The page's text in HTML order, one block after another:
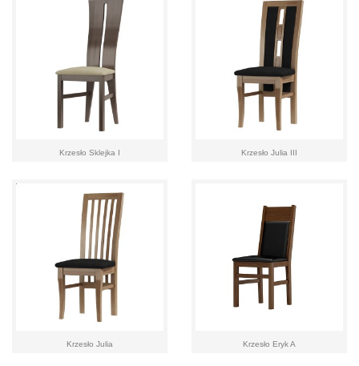
Krzesło Sklejka I Krzesło Julia III
Krzesło Julia Krzesło Eryk A